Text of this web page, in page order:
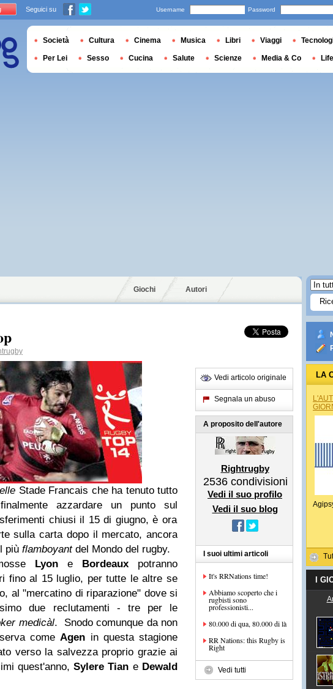
Giochi Autori
Stade Francais che ha tenuto tutto
azzardare un punto sul
chiusi il 15 di giugno, è ora
sulla carta dopo il mercato, ancora
più flamboyantdel Mondo del rugby.
Lyon e Bordeaux potranno
fino al 15 luglio, per tutte le altre se
al "mercatino di riparazione" dove si
due reclutamenti - tre per le
medicàl. Snodo comunque da non
comeAgen in questa stagione
verso la salvezza proprio grazie ai
quest'anno,Sylere Tian eDewald
Vedi articolo originale
Segnala un abuso
A proposito dell'autore
Rightrugby
2536 condivisioni
Vedi il suo profilo
Vedi il suo blog
I suoi ultimi articoli
It's RRNations time!
Abbiamo scoperto che i
rugbisti sono
professionisti...
80.000 di qua, 80.000 di là
RR Nations: this Rugby is
Right
Vedi tutti
LA
I
Seguici su Username Password
Società Cultura Cinema Musica Libri Viaggi
Per Lei Sesso Cucina Salute Scienze Media & Co